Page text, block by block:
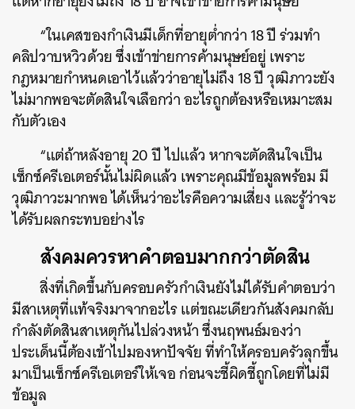
“ในเคสของกำเงินมีเด็กที่อายุต่ำกว่า 18 ปี ร่วมทำ
คลิปวาบหวิวด้วย ซึ่งเข้าข่ายการค้ามนุษย์อยู่ เพราะ
กฎหมายกำหนดเอาไว้แล้วว่าอายุไม่ถึง 18 ปี วุฒิภาวะยัง
ไม่มากพอจะตัดสินใจเลือกว่า อะไรถูกต้องหรือเหมาะสม
กับตัวเอง
“แต่ถ้าหลังอายุ 20 ปี ไปแล้ว หากจะตัดสินใจเป็น
เซ็กซ์ครีเอเตอร์นั้นไม่ผิดแล้ว เพราะคุณมีข้อมูลพร้อม มี
วุฒิภาวะมากพอ ได้เห็นว่าอะไรคือความเสี่ยง และรู้ว่าจะ
ได้รับผลกระทบอย่างไร
สังคมควรหาคำตอบมากกว่าตัดสิน
สิ่งที่เกิดขึ้นกับครอบครัวกำเงินยังไม่ได้รับคำตอบว่า
มีสาเหตุที่แท้จริงมาจากอะไร แต่ขณะเดียวกันสังคมกลับ
กำลังตัดสินสาเหตุกันไปล่วงหน้า ซึ่งนฤพนธ์มองว่า
ประเด็นนี้ต้องเข้าไปมองหาปัจจัย ที่ทำให้ครอบครัวลุกขึ้น
มาเป็นเซ็กซ์ครีเอเตอร์ให้เจอ ก่อนจะชี้ผิดชี้ถูกโดยที่ไม่มี
ข้อมูล
ค้นหา
SHARE TWEET LINE EMAIL